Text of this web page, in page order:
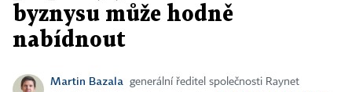
byznysu může hodně
nabídnout
Martin Bazala
generální ředitel společnosti Raynet